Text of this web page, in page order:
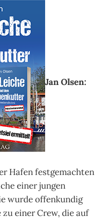
Jan Olsen:
Hafen festgemachten
einer jungen
wurde offenkundig
einer Crew, die auf